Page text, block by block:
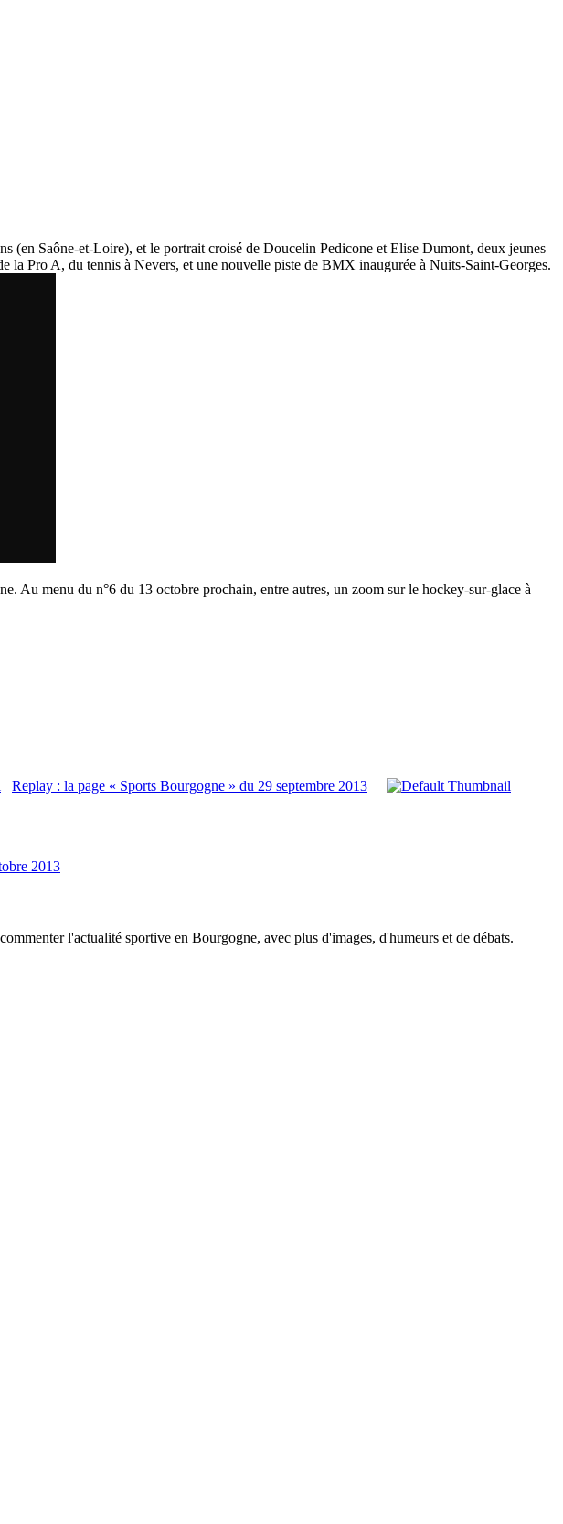
(en Saône-et-Loire), et le portrait croisé de Doucelin Pedicone et Elise Dumont, deux jeunes
la Pro A, du tennis à Nevers, et une nouvelle piste de BMX inaugurée à Nuits-Saint-Georges.
Au menu du n°6 du 13 octobre prochain, entre autres, un zoom sur le hockey-sur-glace à
Replay : la page « Sports Bourgogne » du 29 septembre 2013
2013
l'actualité sportive en Bourgogne, avec plus d'images, d'humeurs et de débats.